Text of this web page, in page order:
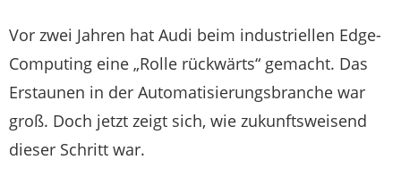
Vor zwei Jahren hat Audi beim industriellen Edge-
Computing eine „Rolle rückwärts“ gemacht. Das
Erstaunen in der Automatisierungsbranche war
groß. Doch jetzt zeigt sich, wie zukunftsweisend
dieser Schritt war.